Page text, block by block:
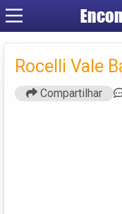
Rocelli Vale
Compartilhar